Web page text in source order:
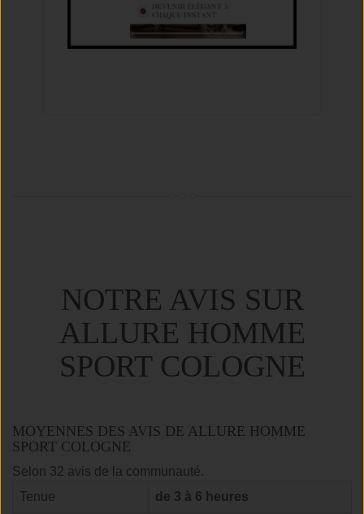
NOTRE AVIS SUR
ALLURE HOMME
SPORT COLOGNE
MOYENNES DES AVIS DE ALLURE HOMME
SPORT COLOGNE
Selon 32 avis de la communauté.
Tenue
de 3 à 6 heures